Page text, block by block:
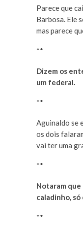
Parece que
Barbosa. Ele
mas parece
**
Dizem os
um federal.
**
Aguinaldo se
os dois
vai ter uma
**
Notaram que
caladinho, só
**